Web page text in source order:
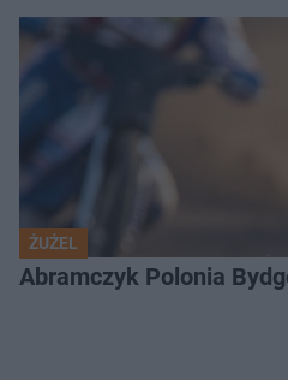
ŻUŻEL
Abramczyk Polonia